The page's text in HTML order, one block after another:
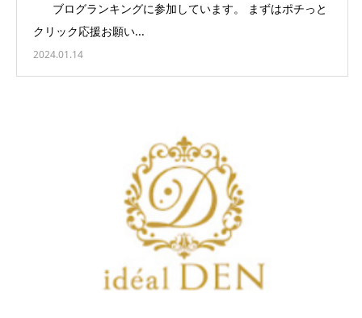
ブログランキングに参加しています。 まずはポチっと
クリック応援お願い...
2024.01.14